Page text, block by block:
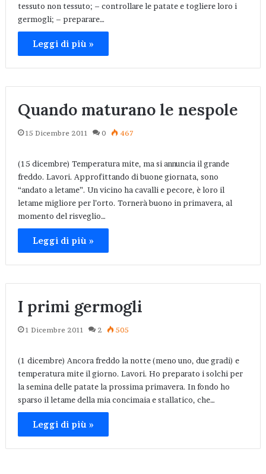
tessuto non tessuto; – controllare le patate e togliere loro i
germogli; – preparare…
Leggi di più »
Quando maturano le nespole
15 Dicembre 2011 0 467
(15 dicembre) Temperatura mite, ma si annuncia il grande
freddo. Lavori. Approfittando di buone giornata, sono
“andato a letame”. Un vicino ha cavalli e pecore, è loro il
letame migliore per l’orto. Tornerà buono in primavera, al
momento del risveglio…
Leggi di più »
I primi germogli
1 Dicembre 2011 2 505
(1 dicembre) Ancora freddo la notte (meno uno, due gradi) e
temperatura mite il giorno. Lavori. Ho preparato i solchi per
la semina delle patate la prossima primavera. In fondo ho
sparso il letame della mia concimaia e stallatico, che…
Leggi di più »